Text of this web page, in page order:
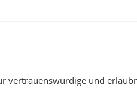
vertrauenswürdige und